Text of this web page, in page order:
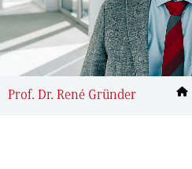
Prof. Dr. René Gründer